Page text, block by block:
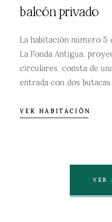
balcón privado
La habitación número
La Fonda Antigua,
circulares, consta de
entrada con dos
VER HABITACIÓN
VER